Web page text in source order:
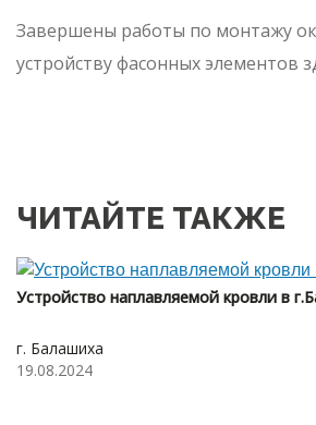
Завершены работы по монтажу
устройству фасонных элементов
ЧИТАЙТЕ ТАКЖЕ
Устройство наплавляемой кровли в
г. Балашиха
19.08.2024